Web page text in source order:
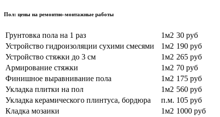
Пол: цены на ремонтно-монтажные работы
Грунтовка пола на 1 раз 1м2 30 руб
Устройство гидроизоляции сухими смесями
1м2 190 руб
Устройство стяжки до 3 см
1м2 265 руб
Армирование стяжки
1м2 70 руб
Финишное выравнивание пола
1м2 175 руб
Укладка плитки на пол
1м2 560 руб
Укладка керамического плинтуса, бордюра
п.м. 105 руб
Кладка мозаики
1м2 1000 руб